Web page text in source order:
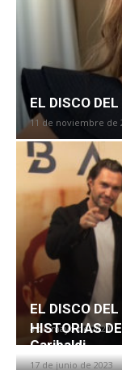
EL DISCO
11 de noviembre de
EL DISCO
4 de mayo de 2020
HISTORIAS
Garibaldi
17 de junio de 2023